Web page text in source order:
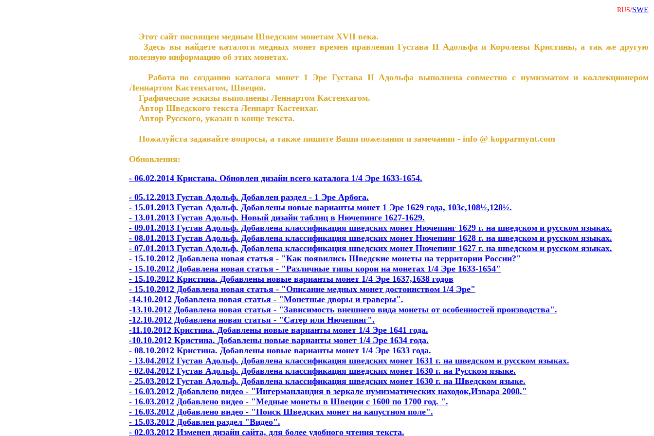
RUS/SWE
Этот сайт посвящен медным Шведским монетам XVII века.
Здесь вы найдете каталоги медных монет времен правления Густава II Адольфа и Королевы Кристины, а так же другую
полезную информацию об этих монетах.
Работа по созданию каталога монет 1 Эре Густава II Адольфа выполнена совместно с нумизматом и коллекционером
Леннартом Кастенхагом, Швеция.
Графические эскизы выполнены Леннартом Кастенхагом.
Автор Шведского текста Леннарт Кастенхаг.
Автор Русского, указан в конце текста.
Пожалуйста задавайте вопросы, а также пишите Ваши пожелания и замечания - info @ kopparmynt.com
Обновления:
- 06.02.2014 Кристана. Обновлен дизайн всего каталога 1/4 Эре 1633-1654.
- 05.12.2013 Густав Адольф. Добавлен раздел - 1 Эре Арбога.
- 15.01.2013 Густав Адольф. Добавлены новые варианты монет 1 Эре 1629 года, 103c,108½,128½.
- 13.01.2013 Густав Адольф. Новый дизайн таблиц в Нючепинге 1627-1629.
- 09.01.2013 Густав Адольф. Добавлена классификация шведских монет Нючепинг 1629 г. на шведском и русском языках.
- 08.01.2013 Густав Адольф. Добавлена классификация шведских монет Нючепинг 1628 г. на шведском и русском языках.
- 07.01.2013 Густав Адольф. Добавлена классификация шведских монет Нючепинг 1627 г. на шведском и русском языках.
- 15.10.2012 Добавлена новая статья - "Как появились Шведские монеты на территории России?"
- 15.10.2012 Добавлена новая статья - "Различные типы корон на монетах 1/4 Эре 1633-1654"
- 15.10.2012 Кристина. Добавлены новые варианты монет 1/4 Эре 1637,1638 годов
- 15.10.2012 Добавлена новая статья - "Описание медных монет достоинством 1/4 Эре"
-14.10.2012 Добавлена новая статья - "Монетные дворы и граверы".
-13.10.2012 Добавлена новая статья - "Зависимость внешнего вида монеты от особенностей производства".
-12.10.2012 Добавлена новая статья - "Сатер или Нючепинг".
-11.10.2012 Кристина. Добавлены новые варианты монет 1/4 Эре 1641 года.
-10.10.2012 Кристина. Добавлены новые варианты монет 1/4 Эре 1634 года.
- 08.10.2012 Кристина. Добавлены новые варианты монет 1/4 Эре 1633 года.
- 13.04.2012 Густав Адольф. Добавлена классификация шведских монет 1631 г. на шведском и русском языках.
- 02.04.2012 Густав Адольф. Добавлена классификация шведских монет 1630 г. на Русском языке.
- 25.03.2012 Густав Адольф. Добавлена классификация шведских монет 1630 г. на Шведском языке.
- 16.03.2012 Добавлено видео - "Ингерманландия в зеркале нумизматических находок,Извара 2008."
- 16.03.2012 Добавлено видео - "Медные монеты в Швеции с 1600 по 1700 год. ".
- 16.03.2012 Добавлено видео - "Поиск Шведских монет на капустном поле".
- 15.03.2012 Добавлен раздел "Видео".
- 02.03.2012 Изменен дизайн сайта, для более удобного чтения текста.